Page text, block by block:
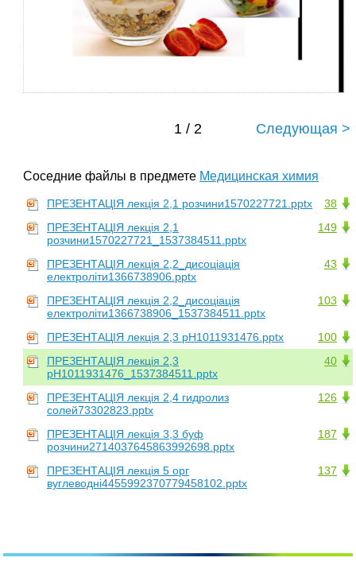
1 / 2 Следующая >
Соседние файлы в предмете Медицинская химия
38
ПРЕЗЕНТАЦІЯ лекція 2,1 розчини1570227721.pptx
149
ПРЕЗЕНТАЦІЯ лекція 2,1
розчини1570227721_1537384511.pptx
43
ПРЕЗЕНТАЦІЯ лекція 2,2_дисоціація
електроліти1366738906.pptx
103
ПРЕЗЕНТАЦІЯ лекція 2,2_дисоціація
електроліти1366738906_1537384511.pptx
100
ПРЕЗЕНТАЦІЯ лекція 2,3 рН1011931476.pptx
40
ПРЕЗЕНТАЦІЯ лекція 2,3
рН1011931476_1537384511.pptx
126
ПРЕЗЕНТАЦІЯ лекція 2,4 гидролиз
солей73302823.pptx
187
ПРЕЗЕНТАЦІЯ лекція 3,3 буф
розчини2714037645863992698.pptx
137
ПРЕЗЕНТАЦІЯ лекція 5 орг
вуглеводні4455992370779458102.pptx